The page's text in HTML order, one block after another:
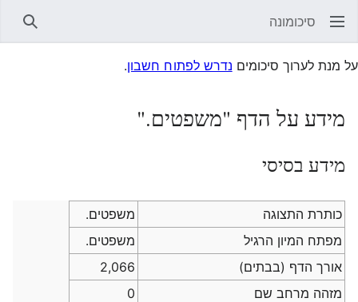
סיכומונה
על מנת לערוך סיכומים נדרש לפתוח חשבון.
מידע על הדף "משפטים."
מידע בסיסי
כותרת התצוגה
משפטים.
מפתח המיון הרגיל
משפטים.
אורך הדף (בבתים)
2,066
מזהה מרחב שם
0